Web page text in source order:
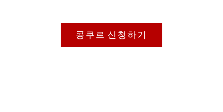
콩쿠르 신청하기